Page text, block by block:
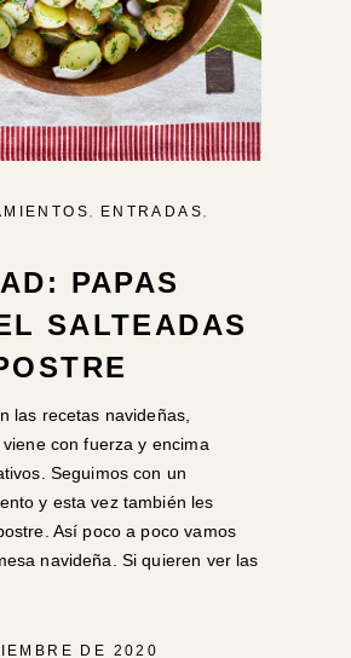
, ENTRADAS,
PAPAS
SALTEADAS
las recetas navideñas,
con fuerza y encima
Seguimos con un
y esta vez también les
Así poco a poco vamos
navideña. Si quieren ver las
DE 2020